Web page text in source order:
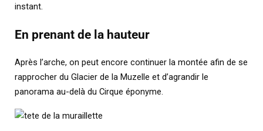
instant.
En prenant de la hauteur
Après l’arche, on peut encore continuer la montée afin de se
rapprocher du Glacier de la Muzelle et d’agrandir le
panorama au-delà du Cirque éponyme.